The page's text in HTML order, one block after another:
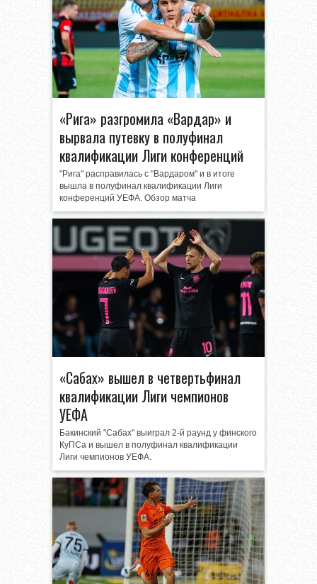
«Рига» разгромила «Вардар» и
вырвала путевку в полуфинал
квалификации Лиги конференций
"Рига" расправилась с "Вардаром" и в итоге
вышла в полуфинал квалификации Лиги
конференций УЕФА. Обзор матча
«Сабах» вышел в четвертьфинал
квалификации Лиги чемпионов
УЕФА
Бакинский "Сабах" выиграл 2-й раунд у финского
КуПСа и вышел в полуфинал квалификации
Лиги чемпионов УЕФА.